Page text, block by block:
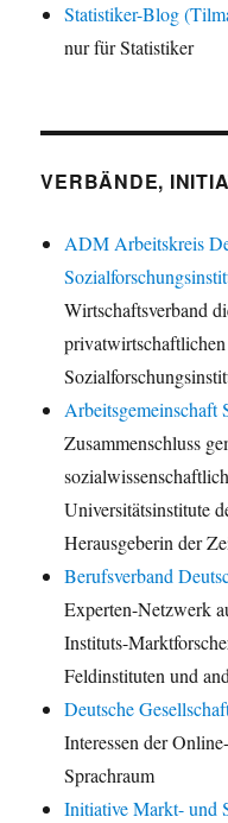
Statistiker-Blog
nur für Statistiker
VERBÄNDE,
ADM Arbeitskreis
Wirtschaftsverband
Arbeitsgemeinschaft
Zusammenschluss
Universitätsinstitute
Herausgeberin der
Berufsverband
Experten-Netzwerk
Instituts-
Feldinstituten und
Deutsche
Interessen der
Sprachraum
Initiative Markt- und